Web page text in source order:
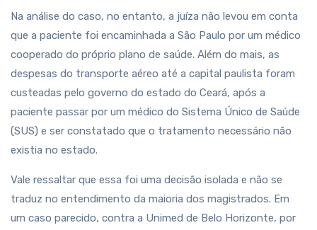
Na análise do caso, no entanto, a juíza não levou em conta
que a paciente foi encaminhada a São Paulo por um médico
cooperado do próprio plano de saúde. Além do mais, as
despesas do transporte aéreo até a capital paulista foram
custeadas pelo governo do estado do Ceará, após a
paciente passar por um médico do Sistema Único de Saúde
(SUS) e ser constatado que o tratamento necessário não
existia no estado.
Vale ressaltar que essa foi uma decisão isolada e não se
traduz no entendimento da maioria dos magistrados. Em
um caso parecido, contra a Unimed de Belo Horizonte, por